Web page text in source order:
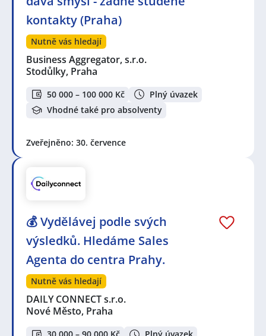
kontakty (Praha)
Nutně vás hledají
Business Aggregator, s.r.o.
Stodůlky, Praha
50 000 – 100 000 Kč
Plný úvazek
Vhodné také pro absolventy
Zveřejněno: 30. července
💰 Vydělávej podle svých
výsledků. Hledáme Sales
Agenta do centra Prahy.
Nutně vás hledají
DAILY CONNECT s.r.o.
Nové Město, Praha